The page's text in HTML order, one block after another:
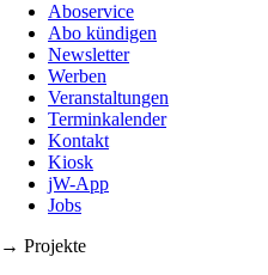
Aboservice
Abo kündigen
Newsletter
Werben
Veranstaltungen
Terminkalender
Kontakt
Kiosk
jW-App
Jobs
→ Projekte